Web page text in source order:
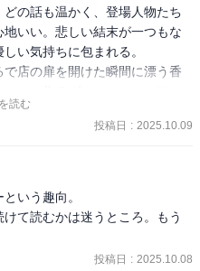
の話も温かく、登場人物たち
いい。悲しい結末が一つもな
い気持ちに包まれる。
店の扉を開けた瞬間に漂う香
だ。
レート」が印象的。人の心の
残る作品だった。
読む
投稿日 : 2025.10.09
いう趣向。
て読むかは迷うところ。もう
投稿日 : 2025.10.08